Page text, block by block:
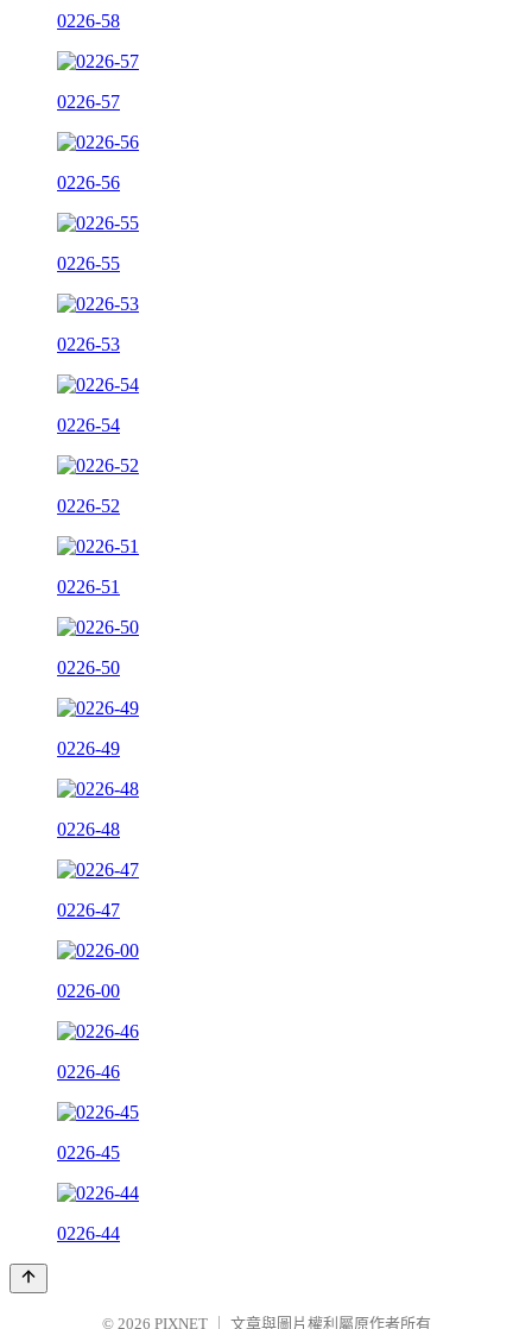
0226-58
0226-57
0226-56
0226-55
0226-53
0226-54
0226-52
0226-51
0226-50
0226-49
0226-48
0226-47
0226-00
0226-46
0226-45
0226-44
© 2026 PIXNET 文章與圖片權利屬原作者所有